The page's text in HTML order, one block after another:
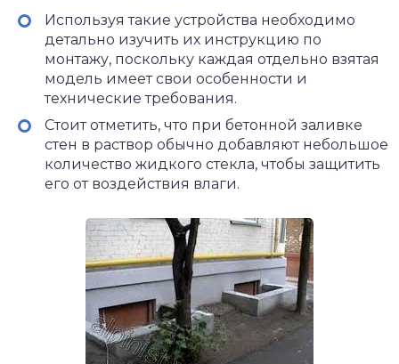
Используя такие устройства необходимо
детально изучить их инструкцию по
монтажу, поскольку каждая отдельно взятая
модель имеет свои особенности и
технические требования.
Стоит отметить, что при бетонной заливке
стен в раствор обычно добавляют небольшое
количество жидкого стекла, чтобы защитить
его от воздействия влаги.